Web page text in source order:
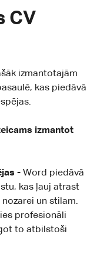
CV
izmantotajām
kas piedāvā
izmantot
- Word piedāvā
kas ļauj atrast
un stilam.
profesionāli
to atbilstoši